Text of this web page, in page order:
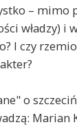
– mimo
władzy) i
I czy
o
Marian